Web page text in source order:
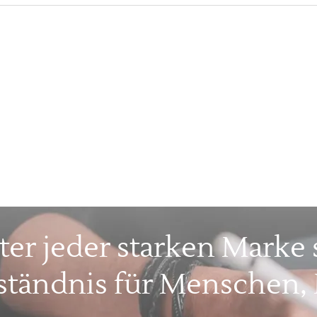
jeder starken Marke
für